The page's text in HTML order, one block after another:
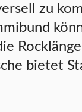
zu
bietet